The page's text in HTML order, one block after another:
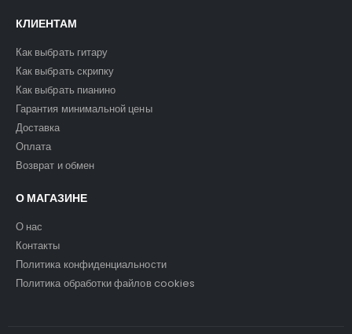
КЛИЕНТАМ
Как выбрать гитару
Как выбрать скрипку
Как выбрать пианино
Гарантия минимальной цены
Доставка
Оплата
Возврат и обмен
О МАГАЗИНЕ
О нас
Контакты
Политика конфиденциальности
Политика обработки файлов cookies